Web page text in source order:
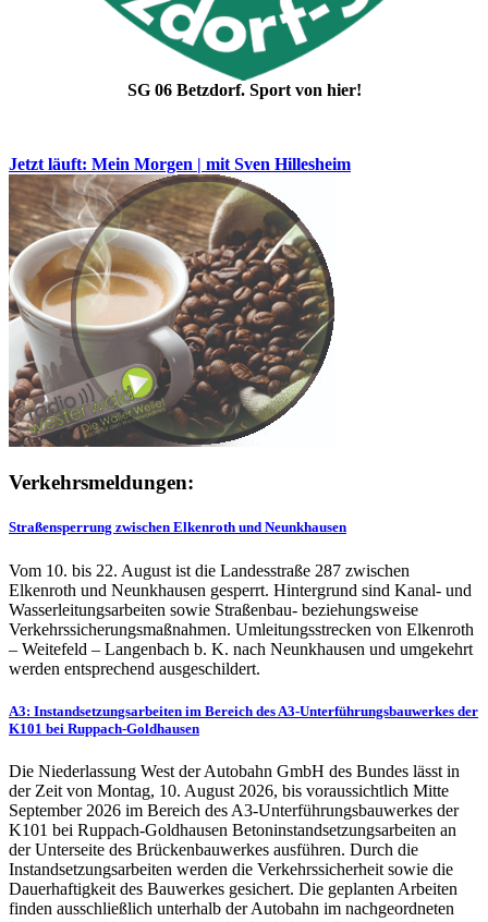
SG 06 Betzdorf. Sport von hier!
Jetzt läuft: Mein Morgen | mit Sven Hillesheim
Verkehrsmeldungen:
Straßensperrung zwischen Elkenroth und Neunkhausen
Vom 10. bis 22. August ist die Landesstraße 287 zwischen
Elkenroth und Neunkhausen gesperrt. Hintergrund sind Kanal- und
Wasserleitungsarbeiten sowie Straßenbau- beziehungsweise
Verkehrssicherungsmaßnahmen. Umleitungsstrecken von Elkenroth
– Weitefeld – Langenbach b. K. nach Neunkhausen und umgekehrt
werden entsprechend ausgeschildert.
A3: Instandsetzungsarbeiten im Bereich des A3-Unterführungsbauwerkes der
K101 bei Ruppach-Goldhausen
Die Niederlassung West der Autobahn GmbH des Bundes lässt in
der Zeit von Montag, 10. August 2026, bis voraussichtlich Mitte
September 2026 im Bereich des A3-Unterführungsbauwerkes der
K101 bei Ruppach-Goldhausen Betoninstandsetzungsarbeiten an
der Unterseite des Brückenbauwerkes ausführen. Durch die
Instandsetzungsarbeiten werden die Verkehrssicherheit sowie die
Dauerhaftigkeit des Bauwerkes gesichert. Die geplanten Arbeiten
finden ausschließlich unterhalb der Autobahn im nachgeordneten